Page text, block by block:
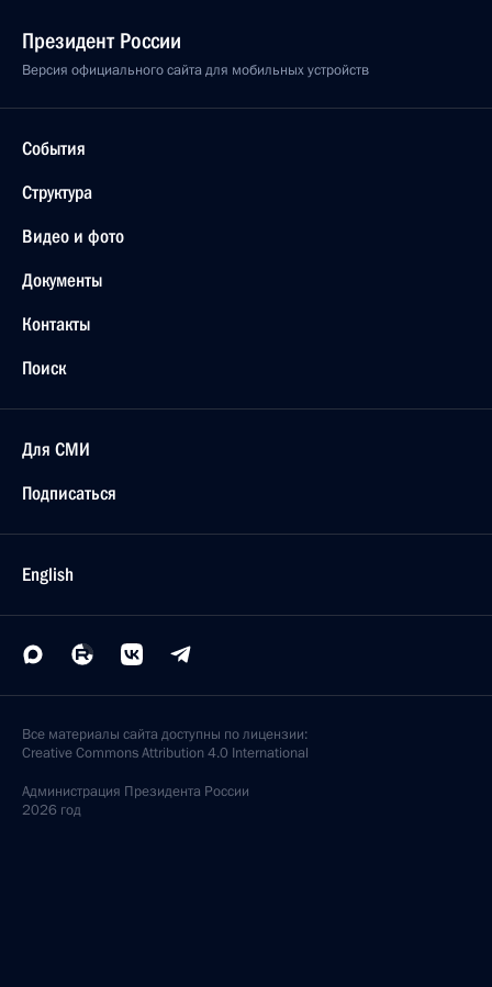
Президент России
Версия официального сайта для мобильных устройств
События
Структура
Видео и фото
Документы
Контакты
Поиск
Для СМИ
Подписаться
English
Все материалы сайта доступны по лицензии:
Creative Commons Attribution 4.0 International
Администрация Президента России
2026 год